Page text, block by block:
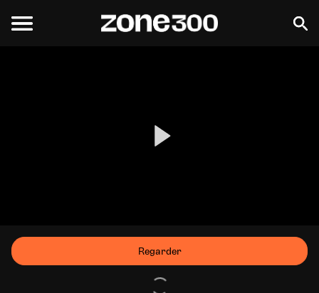
Regarder